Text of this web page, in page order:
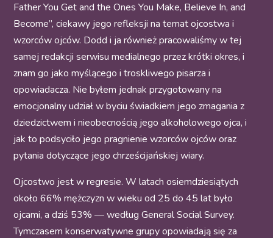
Father You Get and the Ones You Make, Believe In, and
Become”, ciekawy jego refleksji na temat ojcostwa i
wzorców ojców. Dodd i ja również pracowaliśmy w tej
samej redakcji serwisu medialnego przez krótki okres, i
znam go jako myślącego i troskliwego pisarza i
opowiadacza. Nie byłem jednak przygotowany na
emocjonalny udział w byciu świadkiem jego zmagania z
dziedzictwem i nieobecnością jego alkoholowego ojca, i
jak to podsyciło jego pragnienie wzorców ojców oraz
pytania dotyczące jego chrześcijańskiej wiary.
Ojcostwo jest w regresie. W latach osiemdziesiątych
około 66% mężczyzn w wieku od 25 do 45 lat było
ojcami, a dziś 53% — według General Social Survey.
Tymczasem konserwatywne grupy opowiadają się za